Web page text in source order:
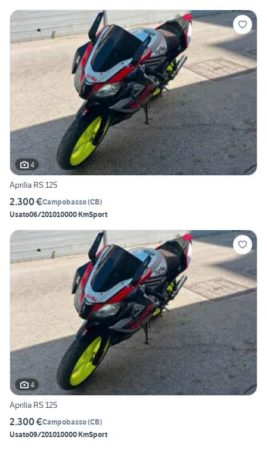
4
Aprilia RS 125
2.300 €Campobasso(CB)
Usato06/201010000 KmSport
4
Aprilia RS 125
2.300 €Campobasso(CB)
Usato09/201010000 KmSport